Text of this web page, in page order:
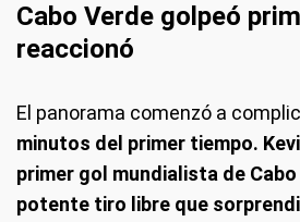
Cabo Verde golpeó
reaccionó
El panorama comenzó a
minutos del primer tiempo.
primer gol mundialista de
potente tiro libre que